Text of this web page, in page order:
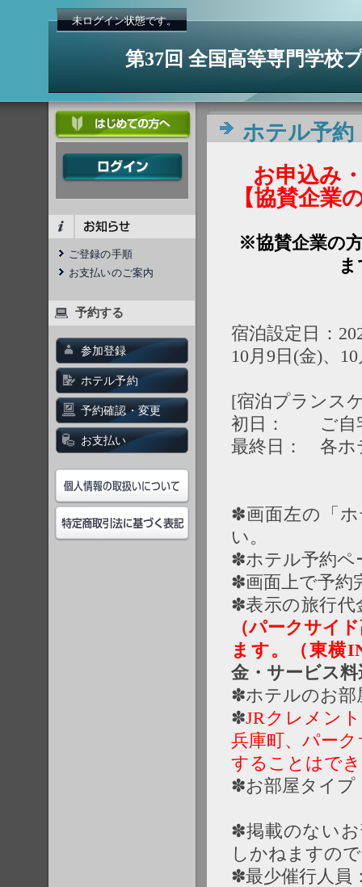
未ログイン状態です。
第37回 全国高等専門学校
ご登録の手順
お支払いのご案内
予約する
参加登録
ホテル予約
予約確認・変更
お支払い
ホテル予約
お申込み
【協賛企業
※協賛企業の
宿泊設定日：
10月9日(金)、
[宿泊プランス
初日： ご自宅
最終日： 各ホ
✽画面左の「
い。
✽ホテル予約ペ
✽画面上で予約
✽表示の旅行代
（パークサイ
ます。（東横
金・サービス
✽ホテルのお部
✽JRクレメン
兵庫町、パー
することはで
✽お部屋タイプ
✽掲載のない
しかねますの
✽最少催行人員